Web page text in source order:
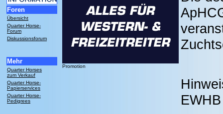
Foren
Übersicht
Quarter Horse-
Forum
Diskussionsforum
Mehr
Quarter Horses
zum Verkauf
Quarter Horse-
Papierservices
Quarter Horse-
Pedigrees
Promotion